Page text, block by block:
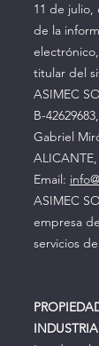
11 de julio,
de la
titular del
ASIMEC
B-
Gabriel
Email:
ASIMEC
empresa
servicios